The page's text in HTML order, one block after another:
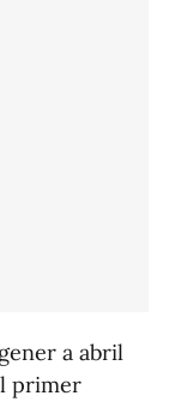
a abril
primer